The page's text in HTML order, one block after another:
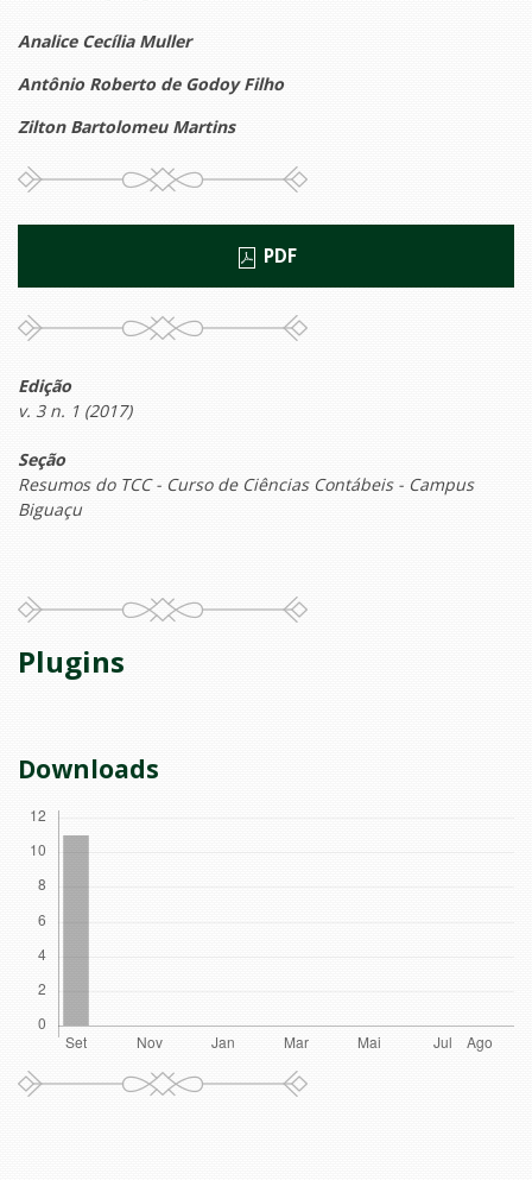
Analice Cecília Muller
Antônio Roberto de Godoy Filho
Zilton Bartolomeu Martins
PDF
Edição
v. 3 n. 1 (2017)
Seção
Resumos do TCC - Curso de Ciências Contábeis - Campus
Biguaçu
Plugins
Downloads